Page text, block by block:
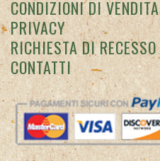
CONDIZIONI DI VENDITA
PRIVACY
RICHIESTA DI RECESSO
CONTATTI